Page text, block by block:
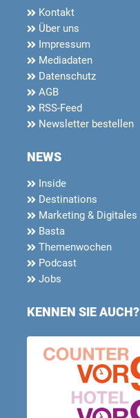
Kontakt
Über uns
Impressum
Mediadaten
Datenschutz
AGB
RSS-Feed
Newsletter bestellen
NEWS
Inside
Destinations
Marketing & Digitales
Basta
Themenwochen
Podcast
Jobs
KENNEN SIE AUCH?